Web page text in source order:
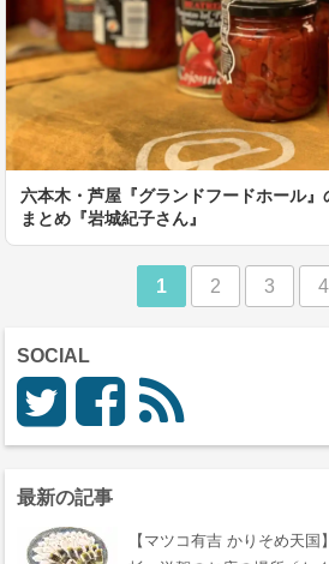
六本木・芦屋『グランドフードホール
まとめ『岩城紀子さん』
1 2 3 4
SOCIAL
最新の記事
【マツコ有吉 かりそめ天国